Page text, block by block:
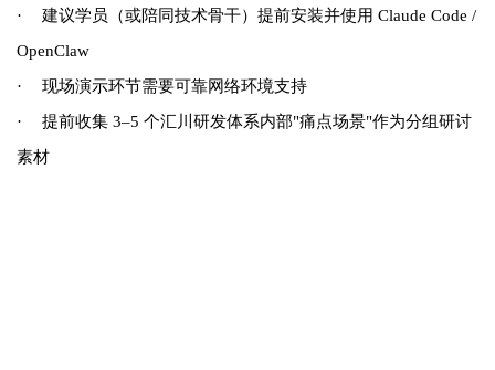
·
建议学员（或陪同技术骨干）提前安装并使用 Claude Code /
OpenClaw
·
现场演示环节需要可靠网络环境支持
·
提前收集 3–5 个汇川研发体系内部"痛点场景"作为分组研讨
素材